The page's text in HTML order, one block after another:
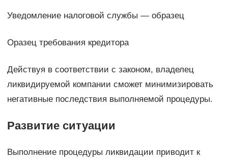
Уведомление налоговой службы — образец
Оразец требования кредитора
Действуя в соответствии с законом, владелец
ликвидируемой компании сможет минимизировать
негативные последствия выполняемой процедуры.
Развитие ситуации
Выполнение процедуры ликвидации приводит к